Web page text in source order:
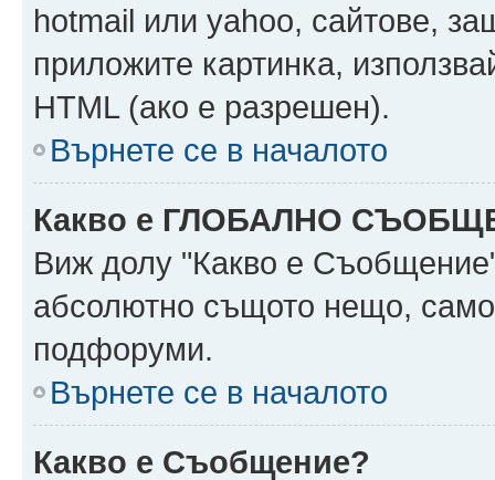
hotmail или yahoo, сайтове,
приложите картинка,
HTML (ако е разрешен).
Върнете се в началото
Какво е ГЛОБАЛНО
Виж долу "Какво е
абсолютно същото нещо,
подфоруми.
Върнете се в началото
Какво е Съобщение?